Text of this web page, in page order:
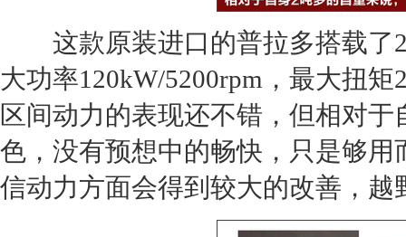
这款原装进口的普拉多搭载了
大功率120kW/5200rpm，最大扭
区间动力的表现还不错，但相对
色，没有预想中的畅快，只是够用
信动力方面会得到较大的改善，